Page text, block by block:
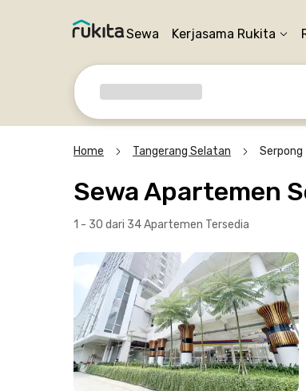
Sewa Kerjasama Rukita
Home Tangerang Selatan Serpong
Sewa Apartemen
1 - 30 dari 34 Apartemen Tersedia